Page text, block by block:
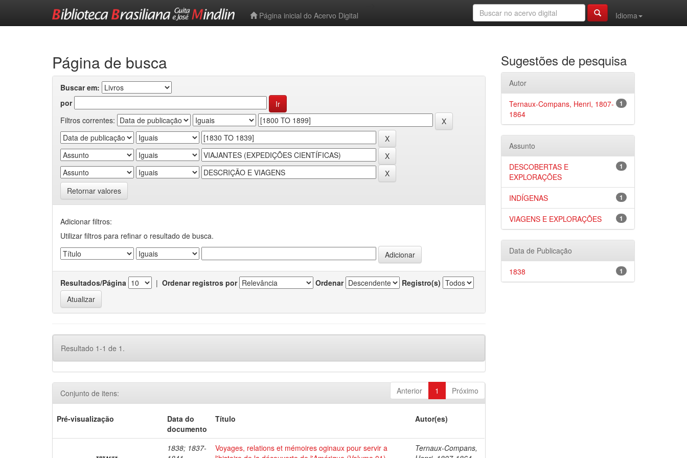
Página inicial do Acervo Digital
Idioma
Página de busca
Buscar em:
por
Filtros correntes:
Retornar valores
Adicionar filtros:
Utilizar filtros para refinar o resultado de busca.
Resultados/Página | Ordenar registros por Ordenar Registro(s)
Resultado 1-1 de 1.
Anterior 1 Próximo
Conjunto de itens:
Pré-visualização
Data do
documento
Título Autor(es)
1838; 1837-
Voyages, relations et mémoires oginaux pour servir a
Ternaux-Compans,
Sugestões de pesquisa
Autor
1
Ternaux-Compans, Henri, 1807-
1864
Assunto
1
DESCOBERTAS E
EXPLORAÇÕES
1
INDÍGENAS
1
VIAGENS E EXPLORAÇÕES
Data de Publicação
1
1838